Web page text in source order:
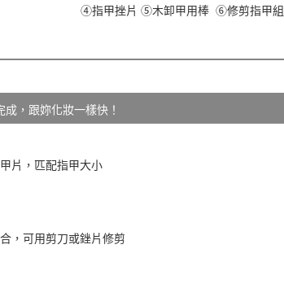
④指甲挫片 ⑤木卸甲用棒 ⑥修剪指甲組
，跟妳化妝一樣快！
片，匹配指甲大小
，可用剪刀或銼片修剪